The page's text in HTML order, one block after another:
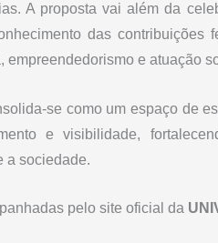
A proposta vai além da
das contribuições
empreendedorismo e atuação
se como um espaço de
e visibilidade,
a sociedade.
pelo site oficial da